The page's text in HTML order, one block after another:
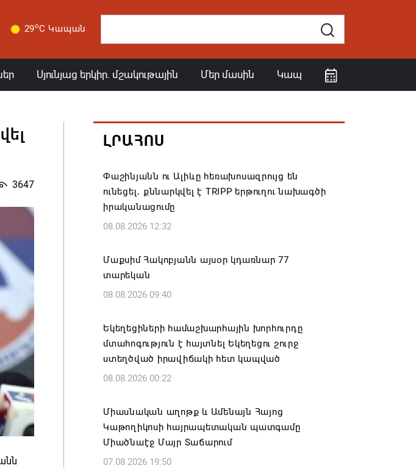
29oC Կապան
Սյունյաց երկիր. մշակութային Մեր մասին Կապ
3647
ԼՐԱՀՈՍ
Փաշինյանն ու Ալիևը հեռախոսազրույց են
ունեցել․ քննարկվել է TRIPP երթուղու նախագծի
իրականացումը
08.08.2026 12:32
Մաքսիմ Հակոբյանն այսօր կդառնար 77
տարեկան
08.08.2026 09:40
Եկեղեցիների համաշխարհային խորհուրդը
մտահոգություն է հայտնել Եկեղեցու շուրջ
ստեղծված իրավիճակի հետ կապված
08.08.2026 00:22
Միասնական աղոթք և Ամենայն Հայոց
Կաթողիկոսի հայրապետական պատգամը
Միածնաէջ Մայր Տաճարում
07.08.2026 19:50